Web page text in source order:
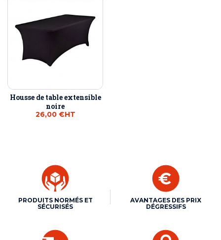
Housse de table extensible
noire
26,00 €HT
PRODUITS NORMÉS ET
SÉCURISÉS
AVANTAGES DES PRIX
DÉGRESSIFS